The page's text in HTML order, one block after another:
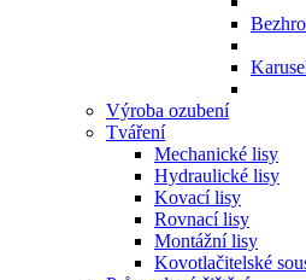
Výroba ozubení
Tváření
Mechanické lisy
Hydraulické lisy
Kovací lisy
Rovnací lisy
Montážní lisy
Kovotlačitelské